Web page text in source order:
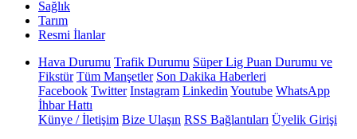
Sağlık
Tarım
Resmi İlanlar
Hava Durumu Trafik Durumu Süper Lig Puan Durumu ve
Fikstür Tüm Manşetler Son Dakika Haberleri
Facebook Twitter Instagram Linkedin Youtube WhatsApp
İhbar Hattı
Künye / İletişim Bize Ulaşın RSS Bağlantıları Üyelik Girişi